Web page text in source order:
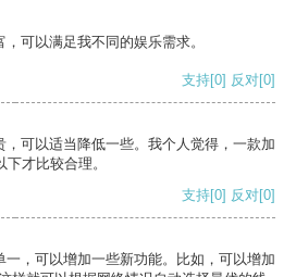
可以满足我不同的娱乐需求。
支持[0] 反对[0]
可以适当降低一些。我个人觉得，一款加
才比较合理。
支持[0] 反对[0]
，可以增加一些新功能。比如，可以增加